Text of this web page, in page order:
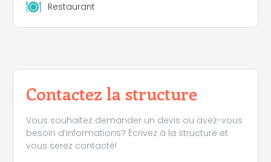
Restaurant
Contactez la structure
Vous souhaitez demander un devis ou avez-vous
besoin d’informations? Écrivez à la structure et
vous serez contacté!